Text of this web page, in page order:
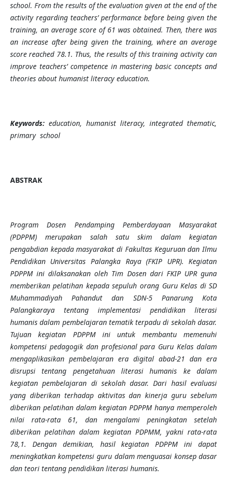
school. From the results of the evaluation givenat the end ofthe
activity regardingteachers’performance before being giventhe
training, an average score of 61 was obtained. Then,there was
an increase after being given the training, wherean average
score reached78.1. Thus, the results of thistraining activity can
improve teachers’competence in mastering basic concepts and
theories about humanist literacy education.
Keywords:education, humanist literacy, integrated thematic,
primary school
ABSTRAK
Program Dosen Pendamping Pemberdayaan Masyarakat
(PDPPM) merupakan salah satu skim dalam kegiatan
pengabdian kepada masyarakat di Fakultas Keguruan dan Ilmu
Pendidikan Universitas Palangka Raya (FKIP UPR). Kegiatan
PDPPM ini dilaksanakan oleh Tim Dosen dari FKIP UPR guna
memberikan pelatihan kepada sepuluh orang Guru Kelas di SD
Muhammadiyah Pahandut dan SDN-5 Panarung Kota
Palangkaraya tentang implementasi pendidikan literasi
humanis dalam pembelajaran tematik terpadu di sekolah dasar.
Tujuan kegiatan PDPPM ini untuk membantu memenuhi
kompetensi pedagogik dan profesional para Guru Kelasdalam
mengaplikasikan pembelajaran era digital abad-21 dan era
disrupsi tentang pengetahuan literasi humanis ke dalam
kegiatan pembelajaran di sekolah dasar. Dari hasil evaluasi
yang diberikan terhadap aktivitas dan kinerja gurusebelum
diberikan pelatihan dalam kegiatan PDPPM hanya memperoleh
nilai rata-rata 61, dan mengalami peningkatan setelah
diberikan pelatihan dalam kegiatan PDPMM,yakni rata-rata
78, 1. Dengan demikian, hasil kegiatanPDPPMini dapat
meningkatkankompetensi guru dalam menguasai konsep dasar
dan teori tentang pendidikan literasi humanis.